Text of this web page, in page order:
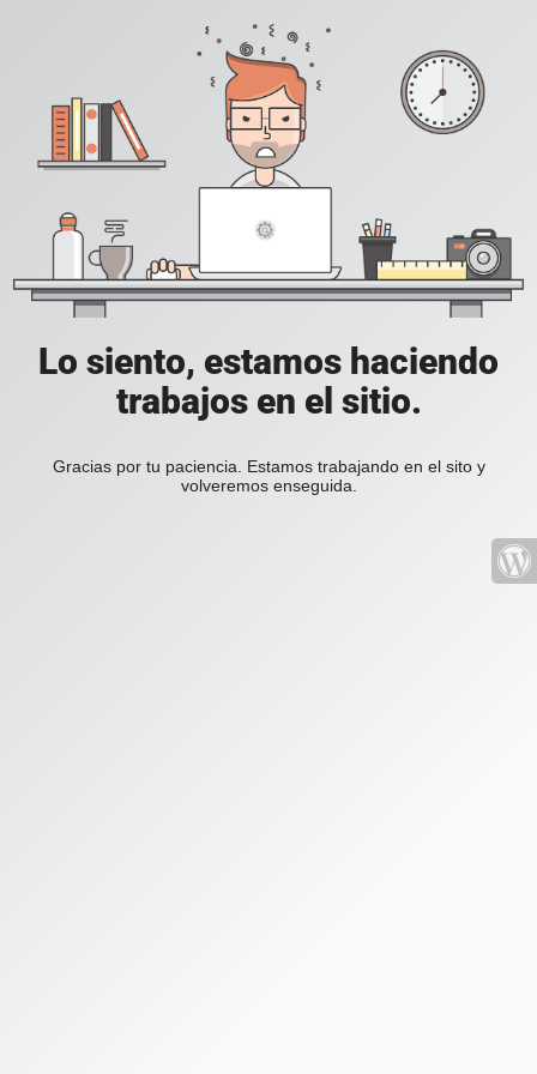
Lo siento, estamos haciendo
trabajos en el sitio.
Gracias por tu paciencia. Estamos trabajando en el sito y
volveremos enseguida.